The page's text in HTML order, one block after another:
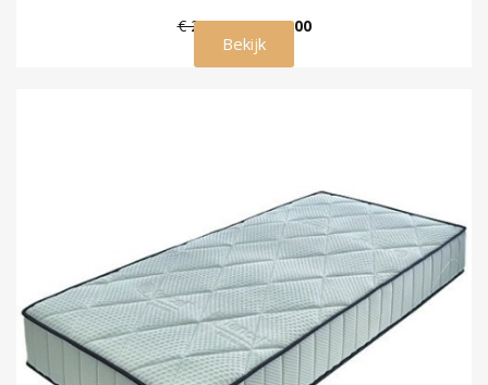
€ 299,00 € 259,00
Bekijk